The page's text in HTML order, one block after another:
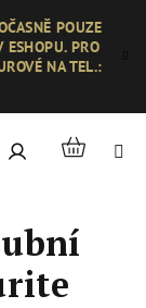
POUZE
ESHOPU. PRO
NA TEL.:
PřihlášeníNákupní